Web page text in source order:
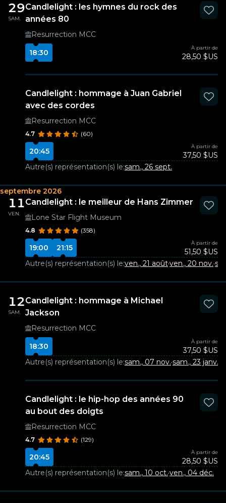
29
SAM.
Candlelight : les hymnes du rock des
années 80
Resurrection MCC
18:30
À partir de
28,50 $US
Candlelight : hommage à Juan Gabriel
avec des cordes
Resurrection MCC
4.7 (60)
20:45
À partir de
37,50 $US
Autre(s) représentation(s) le:sam., 26 sept.
septembre 2026
11
VEN.
Candlelight : le meilleur de Hans Zimmer
Lone Star Flight Museum
4.8 (358)
19:00 21:15
À partir de
51,50 $US
Autre(s) représentation(s) le:ven., 21 août·ven., 20 nov.·
12
SAM.
Candlelight : hommage à Michael
Jackson
Resurrection MCC
18:30
À partir de
37,50 $US
Autre(s) représentation(s) le:sam., 07 nov.·sam., 23 janv.
Candlelight : le hip-hop des années 90
au bout des doigts
Resurrection MCC
4.7 (129)
20:45
À partir de
28,50 $US
Autre(s) représentation(s) le:sam., 10 oct.·ven., 04 déc.